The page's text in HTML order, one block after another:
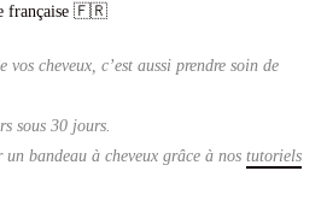
française 🇫🇷
vos cheveux, c’est aussi prendre soin de
sous 30 jours.
un bandeau à cheveux grâce à nos tutoriels